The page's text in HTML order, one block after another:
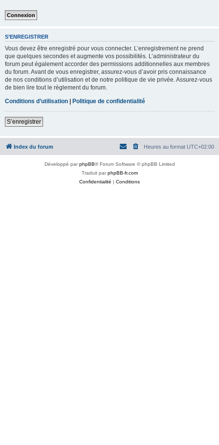
S’ENREGISTRER
Vous devez être enregistré pour vous connecter. L’enregistrement ne prend
que quelques secondes et augmente vos possibilités. L’administrateur du
forum peut également accorder des permissions additionnelles aux membres
du forum. Avant de vous enregistrer, assurez-vous d’avoir pris connaissance
de nos conditions d’utilisation et de notre politique de vie privée. Assurez-vous
de bien lire tout le règlement du forum.
Conditions d’utilisation | Politique de confidentialité
S’enregistrer
Index du forum Heures au format UTC+02:00
Développé parphpBB® Forum Software © phpBB Limited
Traduit parphpBB-fr.com
Confidentialité | Conditions